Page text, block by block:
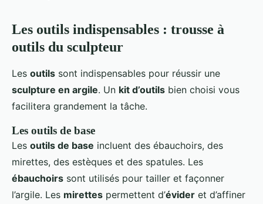
Les outils indispensables : trousse à
outils du sculpteur
Les outils sont indispensables pour réussir une
sculpture en argile. Un kit d’outils bien choisi vous
facilitera grandement la tâche.
Les outils de base
Les outils de base incluent des ébauchoirs, des
mirettes, des estèques et des spatules. Les
ébauchoirs sont utilisés pour tailler et façonner
l’argile. Les mirettes permettent d’évider et d’affiner